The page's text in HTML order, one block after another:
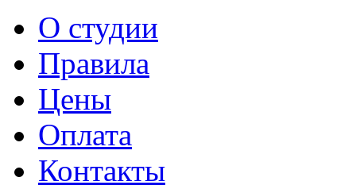
О студии
Правила
Цены
Оплата
Контакты